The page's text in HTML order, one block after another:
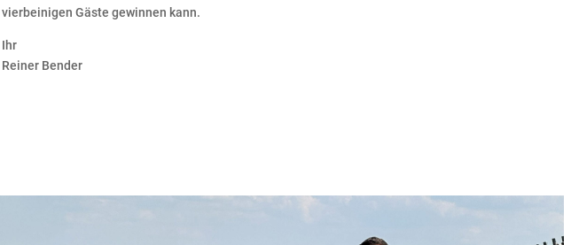
vierbeinigen Gäste gewinnen kann.
Ihr
Reiner Bender